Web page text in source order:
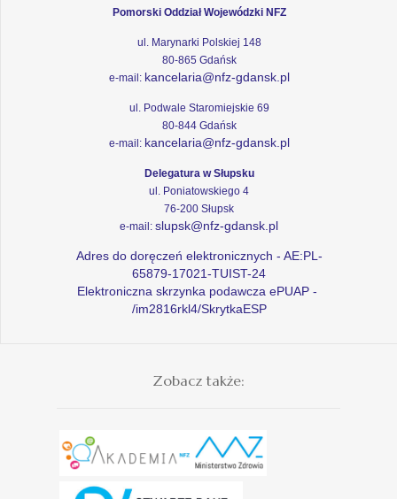
Pomorski Oddział Wojewódzki NFZ
ul. Marynarki Polskiej 148
80-865 Gdańsk
e-mail: kancelaria@nfz-gdansk.pl
ul. Podwale Staromiejskie 69
80-844 Gdańsk
e-mail: kancelaria@nfz-gdansk.pl
Delegatura w Słupsku
ul. Poniatowskiego 4
76-200 Słupsk
e-mail: slupsk@nfz-gdansk.pl
Adres do doręczeń elektronicznych - AE:PL-
65879-17021-TUIST-24
Elektroniczna skrzynka podawcza ePUAP -
/im2816rkl4/SkrytkaESP
Zobacz także: